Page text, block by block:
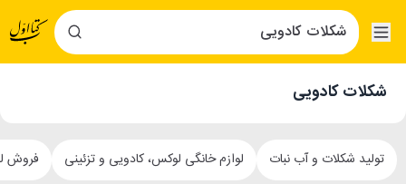
شکلات کادویی
تولید شکلات و آب نبات لوازم خانگی لوکس، کادویی و تزئینی فروش